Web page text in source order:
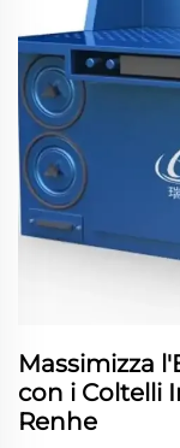
Massimizza
con i Coltelli
Renhe